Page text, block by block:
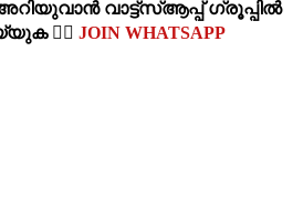
വാട്ട്സ്ആപ്പ് ഗ്രൂപ്പില്‍
👉🏽 JOIN WHATSAPP